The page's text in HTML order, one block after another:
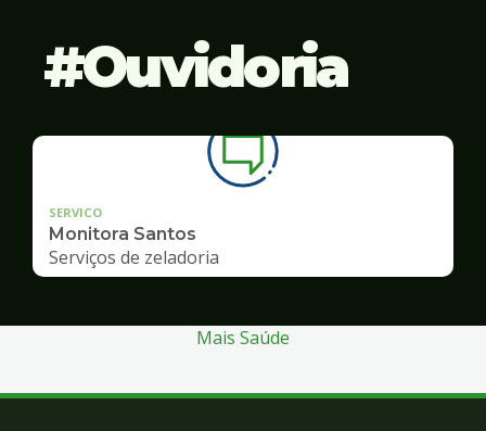
Ouvidoria
SERVICO
Monitora Santos
Serviços de zeladoria
Mais Saúde